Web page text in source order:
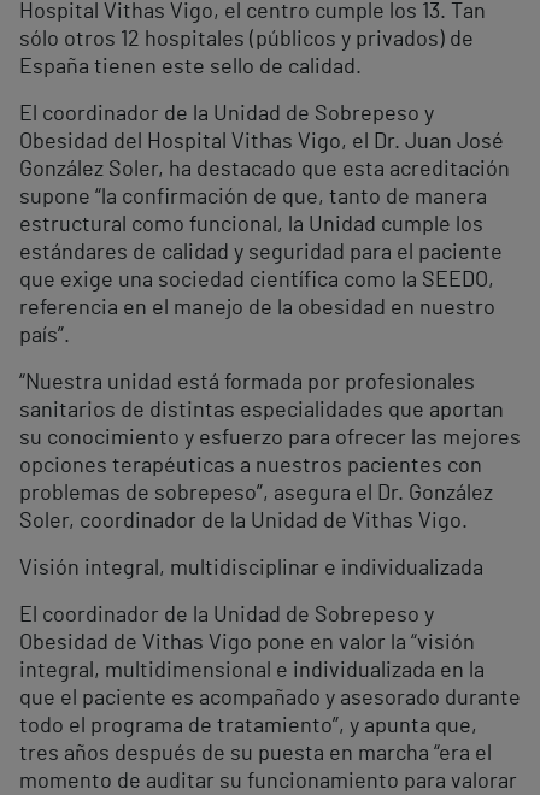
Hospital Vithas Vigo, el centro cumple los 13. Tan
sólo otros 12 hospitales (públicos y privados) de
España tienen este sello de calidad.
El coordinador de la Unidad de Sobrepeso y
Obesidad del Hospital Vithas Vigo, el Dr. Juan José
González Soler, ha destacado que esta acreditación
supone “la confirmación de que, tanto de manera
estructural como funcional, la Unidad cumple los
estándares de calidad y seguridad para el paciente
que exige una sociedad científica como la SEEDO,
referencia en el manejo de la obesidad en nuestro
país”.
“Nuestra unidad está formada por profesionales
sanitarios de distintas especialidades que aportan
su conocimiento y esfuerzo para ofrecer las mejores
opciones terapéuticas a nuestros pacientes con
problemas de sobrepeso”, asegura el Dr. González
Soler, coordinador de la Unidad de Vithas Vigo.
Visión integral, multidisciplinar e individualizada
El coordinador de la Unidad de Sobrepeso y
Obesidad de Vithas Vigo pone en valor la “visión
integral, multidimensional e individualizada en la
que el paciente es acompañado y asesorado durante
todo el programa de tratamiento”, y apunta que,
tres años después de su puesta en marcha “era el
momento de auditar su funcionamiento para valorar